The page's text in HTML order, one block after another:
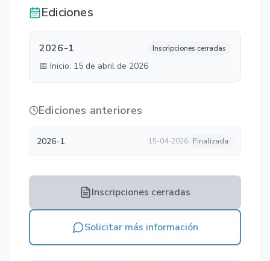
Ediciones
2026-1 Inscripciones cerradas
📅 Inicio: 15 de abril de 2026
Ediciones anteriores
2026-1 15-04-2026 Finalizada
Inscripciones cerradas
Solicitar más información